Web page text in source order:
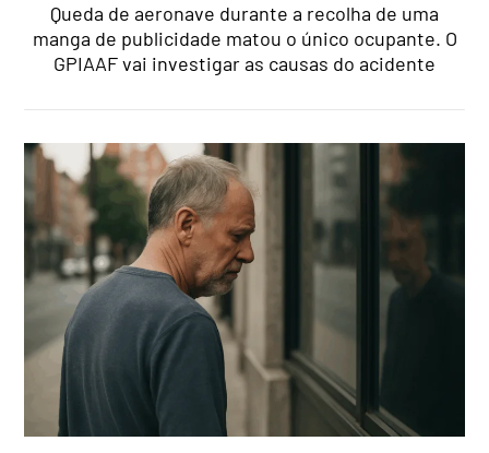
Queda de aeronave durante a recolha de uma
manga de publicidade matou o único ocupante. O
GPIAAF vai investigar as causas do acidente